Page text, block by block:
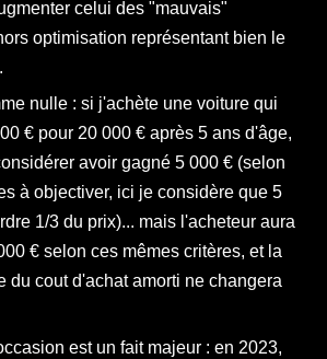
celui des "mauvais"
optimisation représentant bien le
nulle : si j'achète une voiture qui
€ pour 20 000 € après 5 ans d'âge,
avoir gagné 5 000 € (selon
à objectiver, ici je considère que 5
1/3 du prix)... mais l'acheteur aura
€ selon ces mêmes critères, et la
du cout d'achat amorti ne changera
est un fait majeur : en 2023,